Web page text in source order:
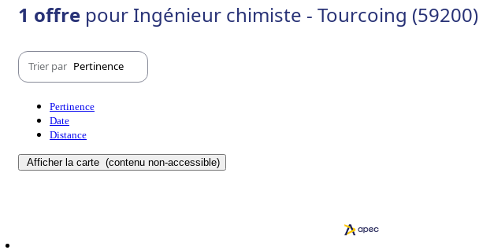
1 offre pour Ingénieur chimiste - Tourcoing (59200)
Trier par Pertinence
Pertinence
Date
Distance
Afficher la carte (contenu non-accessible)